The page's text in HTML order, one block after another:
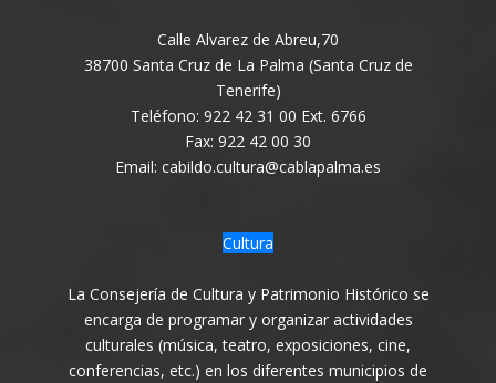
Calle Alvarez de Abreu,70
38700 Santa Cruz de La Palma (Santa Cruz de
Tenerife)
Teléfono: 922 42 31 00 Ext. 6766
Fax: 922 42 00 30
Email: cabildo.cultura@cablapalma.es
Cultura
La Consejería de Cultura y Patrimonio Histórico se
encarga de programar y organizar actividades
culturales (música, teatro, exposiciones, cine,
conferencias, etc.) en los diferentes municipios de